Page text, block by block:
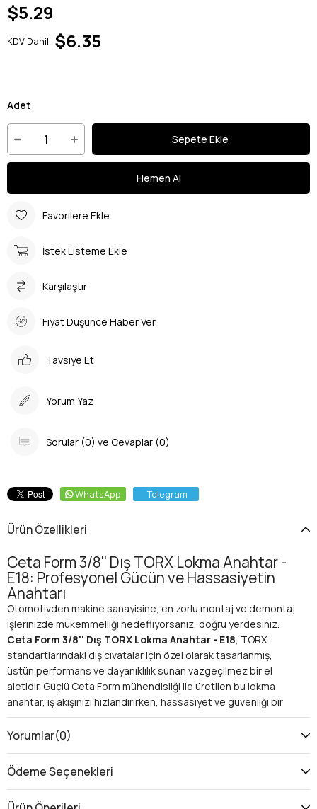
$5.29
KDV Dahil $6.35
Adet
Favorilere Ekle
İstek Listeme Ekle
Karşılaştır
Fiyat Düşünce Haber Ver
Tavsiye Et
Yorum Yaz
Sorular (0) ve Cevaplar (0)
WhatsApp Telegram
Ürün Özellikleri
Ceta Form 3/8'' Dış TORX Lokma Anahtar -
E18: Profesyonel Gücün ve Hassasiyetin
Anahtarı
Otomotivden makine sanayisine, en zorlu montaj ve demontaj
işlerinizde mükemmelliği hedefliyorsanız, doğru yerdesiniz.
Ceta Form 3/8'' Dış TORX Lokma Anahtar - E18, TORX
standartlarındaki dış cıvatalar için özel olarak tasarlanmış,
üstün performans ve dayanıklılık sunan vazgeçilmez bir el
aletidir. Güçlü Ceta Form mühendisliği ile üretilen bu lokma
anahtar, iş akışınızı hızlandırırken, hassasiyet ve güvenliği bir
arada sunar.
Neden Ceta Form 3/8'' Dış TORX Lokma
Anahtar - E18 Sizin İçin İdeal?
Piyasada birçok anahtar bulabilirsiniz, ancak
kalitesive mühendislik harikası tasarımı, bu E18 dış TORX
Yorumlar(0)
Ödeme Seçenekleri